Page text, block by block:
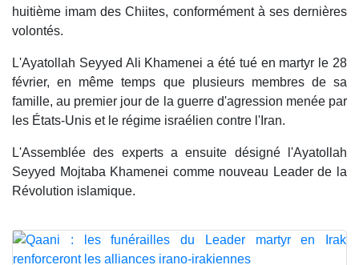
huitième imam des Chiites, conformément à ses dernières
volontés.
L'Ayatollah Seyyed Ali Khamenei a été tué en martyr le 28
février, en même temps que plusieurs membres de sa
famille, au premier jour de la guerre d'agression menée par
les États-Unis et le régime israélien contre l'Iran.
L'Assemblée des experts a ensuite désigné l'Ayatollah
Seyyed Mojtaba Khamenei comme nouveau Leader de la
Révolution islamique.